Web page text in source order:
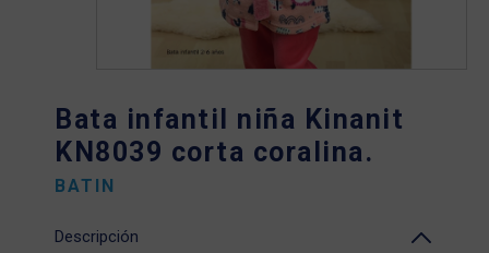
Bata infantil niña Kinanit
KN8039 corta coralina.
BATIN
Descripción